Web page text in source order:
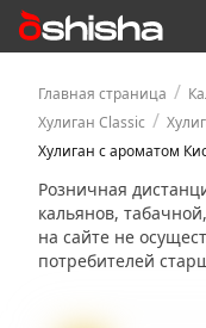
Главная страница /
Хулиган Classic /
Хулиган с ароматом
Розничная
кальянов,
на сайте не
потребителей